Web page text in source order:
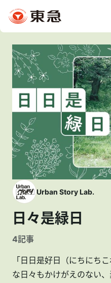
Urban Story Lab.
日々是緑日
4記事
「日日是好日（にちにち
な日々もかけがえのない